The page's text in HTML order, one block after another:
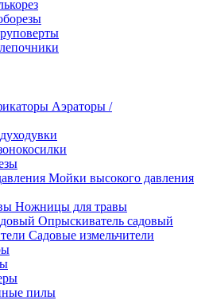
Аэраторы /
Мойки высокого давления
Ножницы для травы
Опрыскиватель садовый
Садовые измельчители
пилы